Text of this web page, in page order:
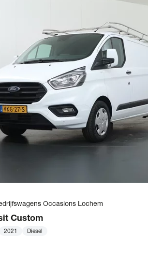
Occasions Lochem
Custom
2021 Diesel